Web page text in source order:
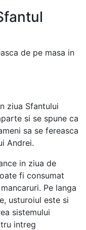
de pe masa in
ziua Sfantului
si se spune ca
sa se fereasca
Andrei.
in ziua de
fi consumat
Pe langa
usturoiul este si
sistemului
intreg